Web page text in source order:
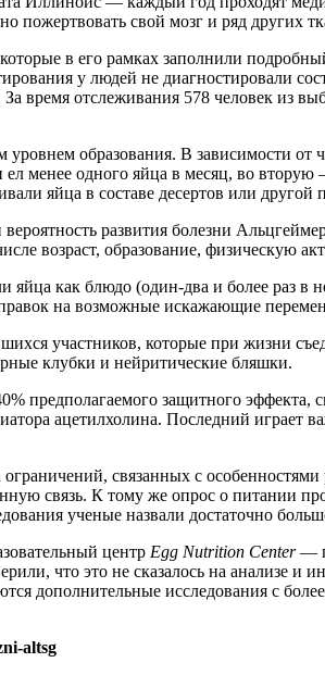
пожертвовать свой мозг и ряд других
в его рамках заполнили
у людей не диагностировали
время отслеживания 578 человек из
образования. В зависимости от
менее одного яйца в месяц, во
яйца в составе десертов или другой
развития болезни
возраст, образование, физическую
яйца как блюдо (один-два и более раз
на возможные искажающие
участников, которые при жизни
клубки и нейритические бляшки.
предполагаемого защитного
ацетилхолина. Последний
связанных с
связь. К тому же опрос о питании
ученые назвали достаточно
центр Egg Nutrition Center—
что это не сказалось на анализе и
дополнительные исследования с
altsg